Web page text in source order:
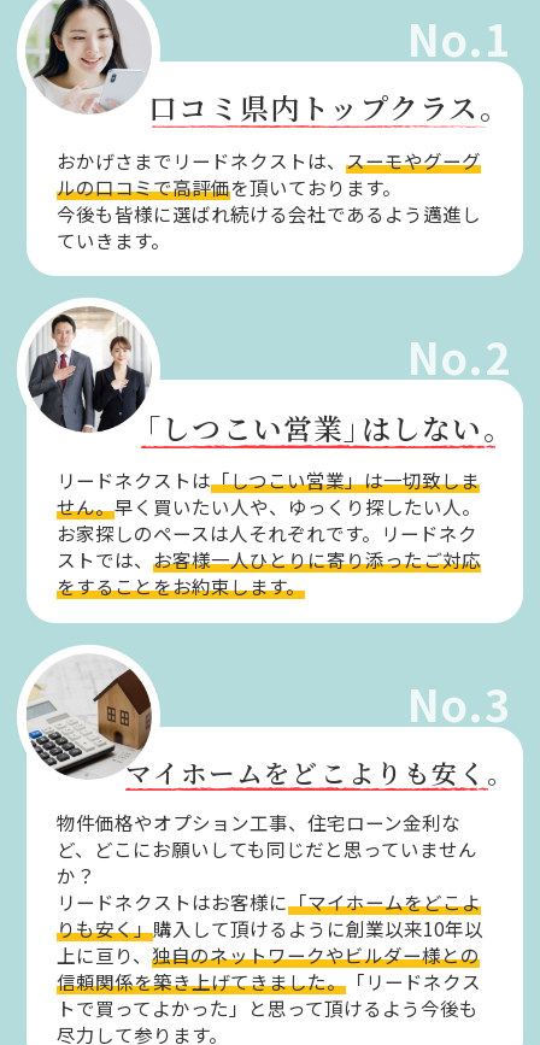
No.1
口コミ県内トップクラス。
おかげさまでリードネクストは、スーモやグーグ
ルの口コミで高評価を頂いております。
今後も皆様に選ばれ続ける会社であるよう邁進し
ていきます。
No.2
「しつこい営業」はしない。
リードネクストは「しつこい営業」は一切致しま
せん。早く買いたい人や、ゆっくり探したい人。
お家探しのペースは人それぞれです。リードネク
ストでは、お客様一人ひとりに寄り添ったご対応
をすることをお約束します。
No.3
マイホームをどこよりも安く。
物件価格やオプション工事、住宅ローン金利な
ど、どこにお願いしても同じだと思っていません
か？
リードネクストはお客様に「マイホームをどこよ
りも安く」購入して頂けるように創業以来10年以
上に亘り、独自のネットワークやビルダー様との
信頼関係を築き上げてきました。 「リードネクス
トで買ってよかった」と思って頂けるよう今後も
尽力して参ります。